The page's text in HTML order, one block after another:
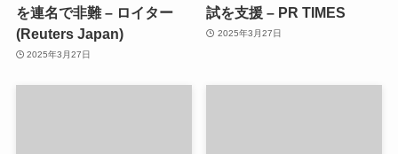
を連名で非難 – ロイター
(Reuters Japan)
2025年3月27日
試を支援 – PR TIMES
2025年3月27日